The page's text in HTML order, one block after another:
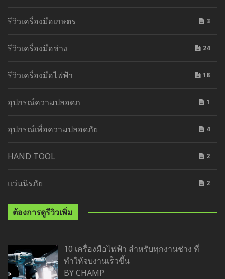
รีวิวเครื่องมือเกษตร 3
รีวิวเครื่องมือช่าง 24
รีวิวเครื่องมือไฟฟ้า 18
อุปกรณ์ความปลอดภ 1
อุปกรณ์เพื่อความปลอดภัย 4
HAND TOOL 2
แว่นนิรภัย 2
ต้องการดูรีวิวเพิ่ม
10 เครื่องมือไฟฟ้า สำหรับทุกงานช่าง ที่
ทำให้จบงานเร็วขึ้น
BY CHAMP